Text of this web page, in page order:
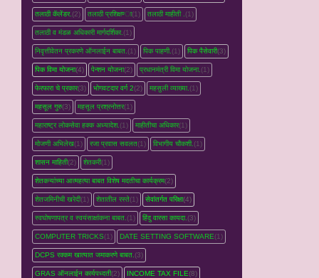
तलाठी कॅलेंडर.(2) तलाठी प्रशिक्षण्‍ा(1) तलाठी माहीती . (1)
तलाठी व मंडळ अधिकारी मार्गदर्शिका. (1)
निवृत्तीवेतन प्रकरणे ऑनलाईन बाबत. (1) पिक पाहणी. (1) पिक पैसेवारी(3)
पिक विमा योजना(4) पेन्शन योजना(2) प्रधानमंत्री विमा योजना. (1)
फेरफारा चे प्रकार(3) भोगवटदार वर्ग 2(2) महसुली व्‍याख्‍या. (1)
महसूल गुरु(3) महसूल प्रश्रनोत्तर(1)
महाराष्ट्र लोकसेवा हक्क अध्यादेश. (1) माहीतीचा अधिकार(1)
मोजणी अभिलेख(1) रजा प्रवास सवलत(1) विभागीय चौकशी. (1)
शासन माहिती(2) शेतकरी(1)
शेतकऱ्यांच्‍या आत्महत्‍या बाबत विशेष मदतीचा कार्यक्रम(2)
शेतजमिनीची खरेदी(1) शेतातील रस्‍ते(1) सेवांतर्गत परिक्षा(4)
स्वघोषणापत्र व स्वयंसाक्षांकना बाबत. (1) हिंदु वारसा कायदा.(3)
COMPUTER TRICKS(1) DATE SETTING SOFTWARE(1)
DCPS रक्‍कम खात्‍यात जमाकरणे बाबत. (3)
GRAS ऑनलाईन कार्यपध्‍दती(2) INCOME TAX FILE(8)